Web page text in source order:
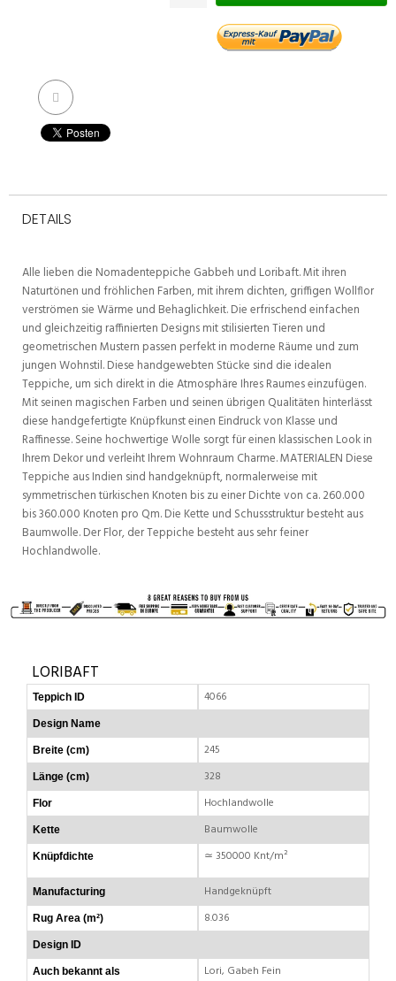
DETAILS
Alle lieben die Nomadenteppiche Gabbeh und Loribaft. Mit ihren
Naturtönen und fröhlichen Farben, mit ihrem dichten, griffigen Wollflor
verströmen sie Wärme und Behaglichkeit. Die erfrischend einfachen
und gleichzeitig raffinierten Designs mit stilisierten Tieren und
geometrischen Mustern passen perfekt in moderne Räume und zum
jungen Wohnstil. Diese handgewebten Stücke sind die idealen
Teppiche, um sich direkt in die Atmosphäre Ihres Raumes einzufügen.
Mit seinen magischen Farben und seinen übrigen Qualitäten hinterlässt
diese handgefertigte Knüpfkunst einen Eindruck von Klasse und
Raffinesse. Seine hochwertige Wolle sorgt für einen klassischen Look in
Ihrem Dekor und verleiht Ihrem Wohnraum Charme. MATERIALEN Diese
Teppiche aus Indien sind handgeknüpft, normalerweise mit
symmetrischen türkischen Knoten bis zu einer Dichte von ca. 260.000
bis 360.000 Knoten pro Qm. Die Kette und Schussstruktur besteht aus
Baumwolle. Der Flor, der Teppiche besteht aus sehr feiner
Hochlandwolle.
LORIBAFT
Teppich ID 4066
Design Name
Breite (cm) 245
Länge (cm) 328
Flor Hochlandwolle
Kette Baumwolle
Knüpfdichte ≃ 350000 Knt/m²
Manufacturing Handgeknüpft
Rug Area (m²) 8.036
Design ID
Auch bekannt als Lori, Gabeh Fein